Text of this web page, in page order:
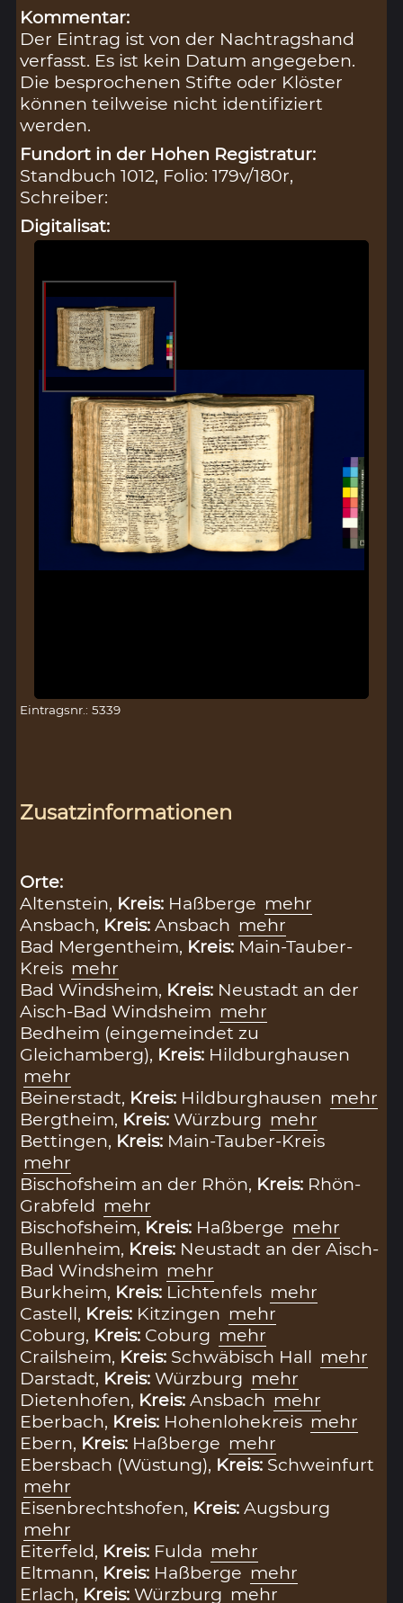
Kommentar:
Der Eintrag ist von der Nachtragshand
verfasst. Es ist kein Datum angegeben.
Die besprochenen Stifte oder Klöster
können teilweise nicht identifiziert
werden.
Fundort in der Hohen Registratur:
Standbuch 1012, Folio: 179v/180r,
Schreiber:
Digitalisat:
Eintragsnr.: 5339
Zusatzinformationen
Orte:
Altenstein, Kreis: Haßberge mehr
Ansbach, Kreis:Ansbach mehr
Bad Mergentheim, Kreis: Main-Tauber-
Kreis mehr
Bad Windsheim, Kreis: Neustadt an der
Aisch-Bad Windsheim mehr
Bedheim (eingemeindet zu
Gleichamberg), Kreis: Hildburghausen
mehr
Beinerstadt, Kreis: Hildburghausen mehr
Bergtheim, Kreis:Würzburg mehr
Bettingen, Kreis: Main-Tauber-Kreis
mehr
Bischofsheim an der Rhön, Kreis: Rhön-
Grabfeld mehr
Bischofsheim, Kreis: Haßberge mehr
Bullenheim, Kreis: Neustadt an der Aisch-
Bad Windsheim mehr
Burkheim, Kreis: Lichtenfels mehr
Castell, Kreis: Kitzingen mehr
Coburg, Kreis: Coburg mehr
Crailsheim, Kreis: Schwäbisch Hall mehr
Darstadt, Kreis:Würzburg mehr
Dietenhofen, Kreis:Ansbach mehr
Eberbach, Kreis: Hohenlohekreis mehr
Ebern, Kreis: Haßberge mehr
Ebersbach (Wüstung), Kreis: Schweinfurt
mehr
Eisenbrechtshofen, Kreis:Augsburg
mehr
Eiterfeld, Kreis: Fulda mehr
Eltmann, Kreis: Haßberge mehr
Erlach, Kreis:Würzburg mehr